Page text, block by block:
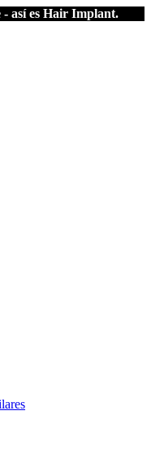
así es Hair Implant.